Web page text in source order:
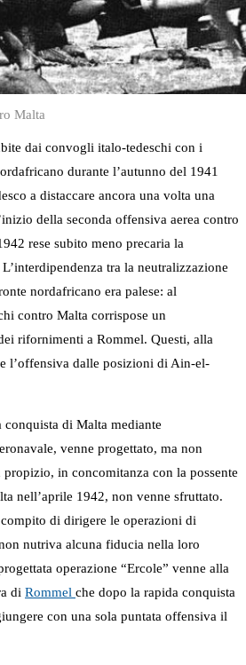
Malta
dai convogli italo-tedeschi con i
durante l’autunno del 1941
a distaccare ancora una volta una
della seconda offensiva aerea contro
rese subito meno precaria la
tra la neutralizzazione
nordafricano era palese: al
contro Malta corrispose un
rifornimenti a Rommel. Questi, alla
l’offensiva dalle posizioni di Ain-el-
di Malta mediante
venne progettato, ma non
in concomitanza con la possente
nell’aprile 1942, non venne sfruttato.
di dirigere le operazioni di
nutriva alcuna fiducia nella loro
operazione “Ercole” venne alla
di Rommel che dopo la rapida conquista
con una sola puntata offensiva il